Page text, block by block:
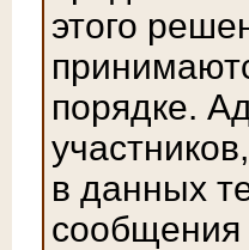
этого
порядке.
в данных